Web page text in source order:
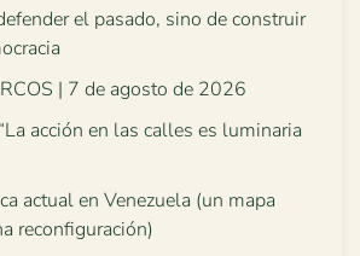
el pasado, sino de construir
| 7 de agosto de 2026
acción en las calles es luminaria
actual en Venezuela (un mapa
reconfiguración)